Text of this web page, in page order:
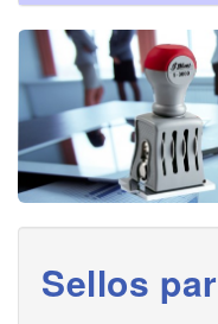
Sellos